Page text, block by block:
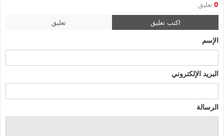
0 تعليق
اكتب تعليق تعليق
الإسم
البريد الإلكتروني
الرسالة